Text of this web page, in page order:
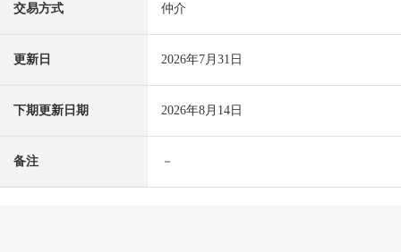
交易方式 仲介
更新日 2026年7月31日
下期更新日期 2026年8月14日
备注 －